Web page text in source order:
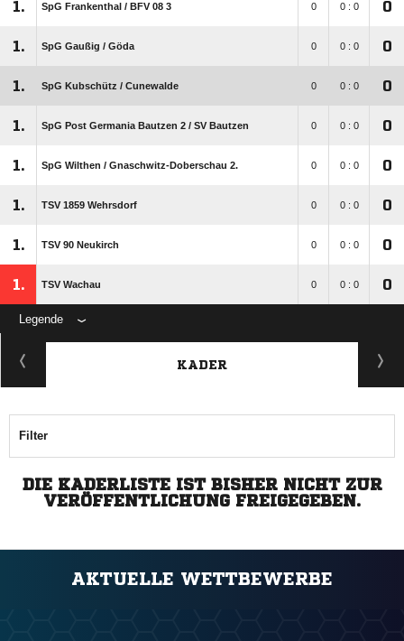
1. SpG Frankenthal /​ BFV 08 3 0 0 : 0 0
1. SpG Gaußig /​ Göda 0 0 : 0 0
1. SpG Kubschütz /​ Cunewalde 0 0 : 0 0
1. SpG Post Germania Bautzen 2 /​ SV Bautzen 0 0 : 0 0
1. SpG Wilthen /​ Gnaschwitz-Doberschau 2. 0 0 : 0 0
1. TSV 1859 Wehrsdorf 0 0 : 0 0
1. TSV 90 Neukirch 0 0 : 0 0
1. TSV Wachau 0 0 : 0 0
Legende
KADER
Filter
DIE KADERLISTE IST BISHER NICHT ZUR
VERÖFFENTLICHUNG FREIGEGEBEN.
AKTUELLE WETTBEWERBE